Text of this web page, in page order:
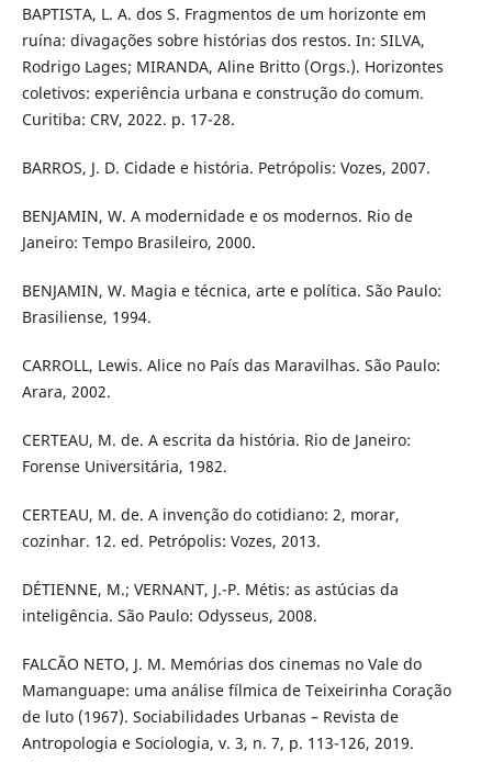
BAPTISTA, L. A. dos S. Fragmentos de um horizonte em
ruína: divagações sobre histórias dos restos. In: SILVA,
Rodrigo Lages; MIRANDA, Aline Britto (Orgs.). Horizontes
coletivos: experiência urbana e construção do comum.
Curitiba: CRV, 2022. p. 17-28.
BARROS, J. D. Cidade e história. Petrópolis: Vozes, 2007.
BENJAMIN, W. A modernidade e os modernos. Rio de
Janeiro: Tempo Brasileiro, 2000.
BENJAMIN, W. Magia e técnica, arte e política. São Paulo:
Brasiliense, 1994.
CARROLL, Lewis. Alice no País das Maravilhas. São Paulo:
Arara, 2002.
CERTEAU, M. de. A escrita da história. Rio de Janeiro:
Forense Universitária, 1982.
CERTEAU, M. de. A invenção do cotidiano: 2, morar,
cozinhar. 12. ed. Petrópolis: Vozes, 2013.
DÉTIENNE, M.; VERNANT, J.-P. Métis: as astúcias da
inteligência. São Paulo: Odysseus, 2008.
FALCÃO NETO, J. M. Memórias dos cinemas no Vale do
Mamanguape: uma análise fílmica de Teixeirinha Coração
de luto (1967). Sociabilidades Urbanas – Revista de
Antropologia e Sociologia, v. 3, n. 7, p. 113-126, 2019.